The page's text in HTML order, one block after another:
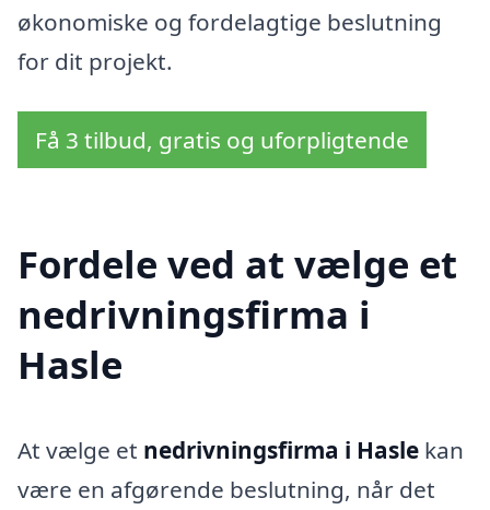
økonomiske og fordelagtige beslutning
for dit projekt.
Få 3 tilbud, gratis og uforpligtende
Fordele ved at vælge et
nedrivningsfirma i
Hasle
At vælge et nedrivningsfirma i Hasle kan
være en afgørende beslutning, når det